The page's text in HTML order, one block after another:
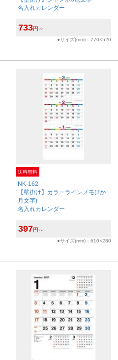
名入れカレンダー
733円～
●サイズ(mm)：770×520
送料無料
NK-162
【壁掛け】カラーラインメモ(3か
月文字)
名入れカレンダー
397円～
●サイズ(mm)：610×280